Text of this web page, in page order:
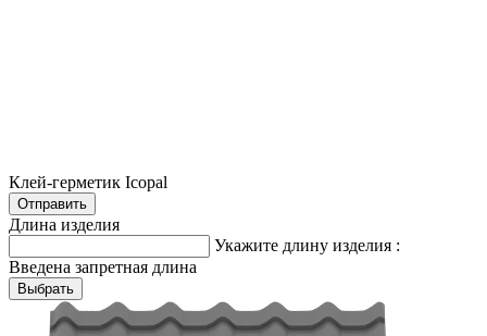
Клей-герметик Icopal
Длина изделия
Укажите длину изделия :
Введена запретная длина